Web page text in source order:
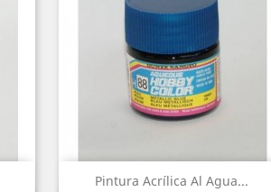
Pintura Acrílica Al Agua...